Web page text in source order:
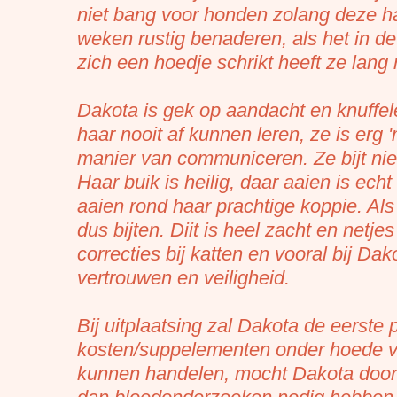
niet bang voor honden zolang deze
weken rustig benaderen, als het in
zich een hoedje schrikt heeft ze
Dakota is gek op aandacht en
haar nooit af kunnen leren, ze is erg
manier van communiceren. Ze bijt
Haar buik is heilig, daar aaien is
aaien rond haar prachtige koppie.
dus bijten. Diit is heel zacht en
correcties bij katten en vooral bij
vertrouwen en veiligheid.
Bij uitplaatsing zal Dakota de eerste
kosten/suppelementen onder hoede
kunnen handelen, mocht Dakota